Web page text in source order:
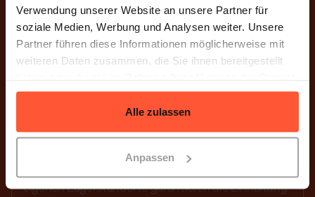
Verwendung unserer Website an unsere Partner für
soziale Medien, Werbung und Analysen weiter. Unsere
Partner führen diese Informationen möglicherweise mit
weiteren Daten zusammen, die Sie ihnen bereitgestellt
gesammelt haben.
Alle zulassen
Anpassen
Unsere Software ermöglicht dir eine nahtlose
Integration deines Kaufland Accounts, mit
sämtlichen Funktionen.
Mit unserem internationalen Fulfillment Netzwerk
eigenen Lagerstandorte garantieren die Einhaltung